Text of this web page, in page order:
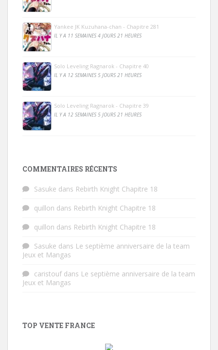
Yankee JK Kuzuhana-chan - Chapitre 281
IL Y A 11 SEMAINES 4 JOURS 21 HEURES
Solo Leveling Ragnarok - Chapitre 40
IL Y A 12 SEMAINES 5 JOURS 21 HEURES
Solo Leveling Ragnarok - Chapitre 39
IL Y A 12 SEMAINES 5 JOURS 21 HEURES
COMMENTAIRES RÉCENTS
Sasuke dans Rebirth Knight Chapitre 18
quillon dans Rebirth Knight Chapitre 18
quillon dans Rebirth Knight Chapitre 18
Sasuke dans Le septième anniversaire de la team
Jeux et Mangas
caristoufdans Le septième anniversaire de la team
Jeux et Mangas
TOP VENTE FRANCE